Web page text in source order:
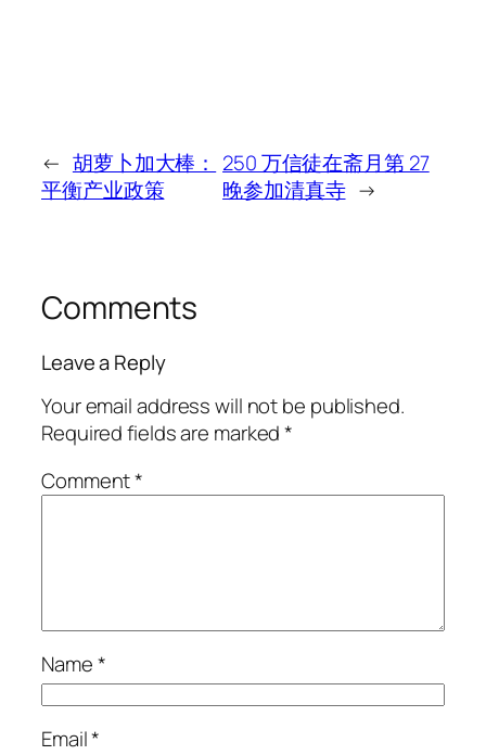
← 胡萝卜加大棒：
平衡产业政策
250 万信徒在斋月第 27
晚参加清真寺 →
Comments
Leave a Reply
Your email address will not be published.
Required fields are marked*
Comment*
Name*
Email*